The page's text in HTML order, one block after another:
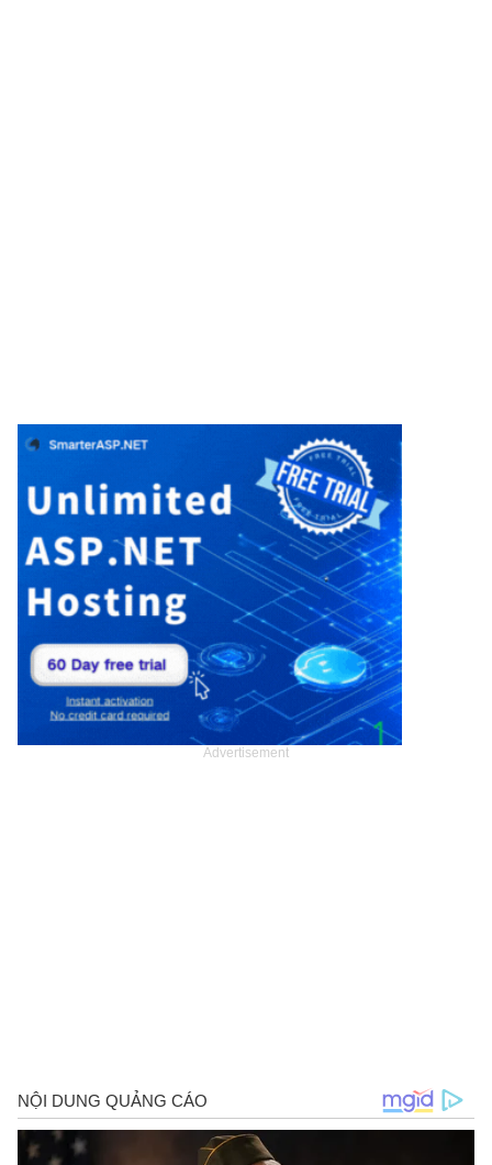
Advertisement